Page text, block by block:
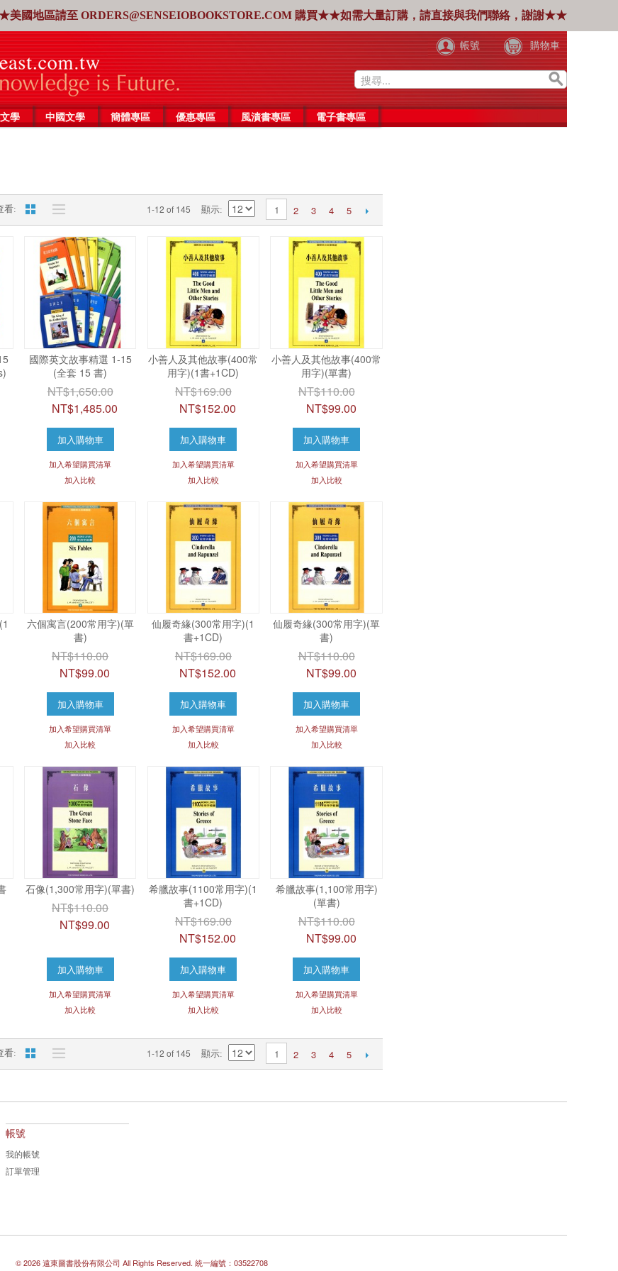
國地區請至 ORDERS@SENSEIOBOOKSTORE.COM 購買★★如需大量訂購，請直接與我們聯絡，謝謝★★
帳號 購物車
學 中國文學 簡體專區 優惠專區 風漬書專區 電子書專區
看 1-12 of 145 顯示 1 2 3 4 5
國際英文故事精選 1-15
(全套 15 書)
NT$1,650.00
NT$1,485.00
加入購物車
加入希望購買清單
加入比較
小善人及其他故事(400常
用字)(1書+1CD)
NT$169.00
NT$152.00
加入購物車
加入希望購買清單
加入比較
小善人及其他故事(400常
用字)(單書)
NT$110.00
NT$99.00
加入購物車
加入希望購買清單
加入比較
六個寓言(200常用字)(單
書)
NT$110.00
NT$99.00
加入購物車
加入希望購買清單
加入比較
仙履奇緣(300常用字)(1
書+1CD)
NT$169.00
NT$152.00
加入購物車
加入希望購買清單
加入比較
仙履奇緣(300常用字)(單
書)
NT$110.00
NT$99.00
加入購物車
加入希望購買清單
加入比較
石像(1,300常用字)(單書)
NT$110.00
NT$99.00
加入購物車
加入希望購買清單
加入比較
希臘故事(1100常用字)(1
書+1CD)
NT$169.00
NT$152.00
加入購物車
加入希望購買清單
加入比較
希臘故事(1,100常用字)
(單書)
NT$110.00
NT$99.00
加入購物車
加入希望購買清單
加入比較
看 1-12 of 145 顯示 1 2 3 4 5
帳號
我的帳號
訂單管理
©2026 遠東圖書股份有限公司 All Rights Reserved. 統一編號：03522708